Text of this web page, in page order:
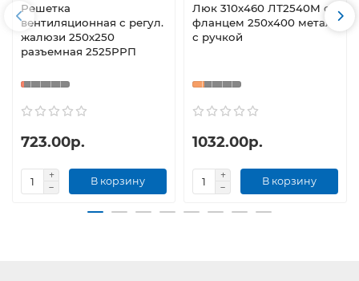
Решетка
вентиляционная с регул.
жалюзи 250х250
разъемная 2525РРП
723.00р.
В корзину
Люк 310х460 ЛТ2540М с
фланцем 250х400 метал.
с ручкой
1032.00р.
В корзину